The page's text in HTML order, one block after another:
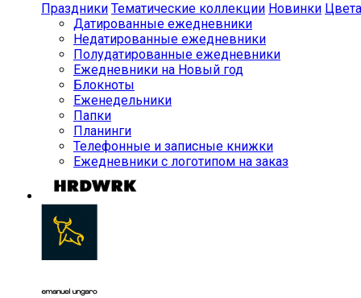
Праздники Тематические коллекции Новинки Цвета
Датированные ежедневники
Недатированные ежедневники
Полудатированные ежедневники
Ежедневники на Новый год
Блокноты
Еженедельники
Папки
Планинги
Телефонные и записные книжки
Ежедневники с логотипом на заказ